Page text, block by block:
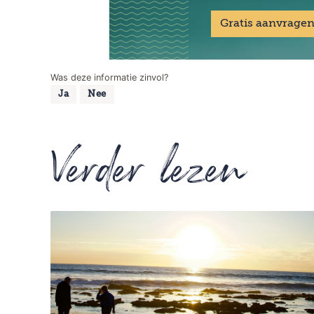
Gratis aanvragen
Was deze informatie zinvol?
Ja Nee
Verder lezen